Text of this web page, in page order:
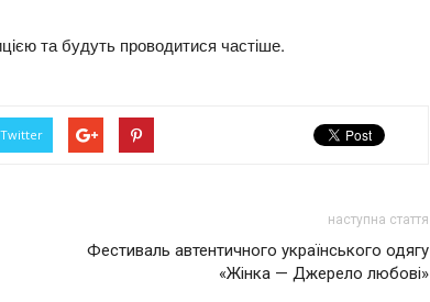
та будуть проводитися частіше.
Twitter
наступна стаття
Фестиваль автентичного українського одягу
«Жінка — Джерело любові»